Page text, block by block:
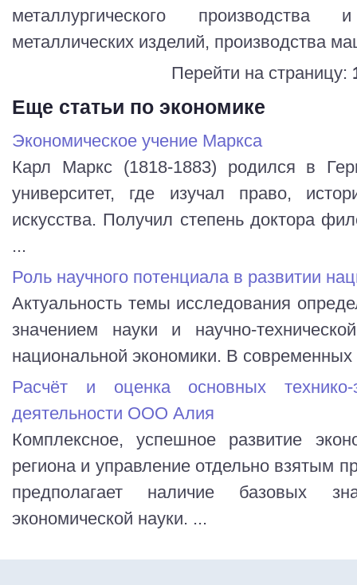
металлургического
металлических изделий, производства
Перейти на страницу:
Еще статьи по экономике
Экономическое учение Маркса
Карл Маркс (1818-1883) родился в
университет, где изучал право,
искусства. Получил степень доктора
...
Роль научного потенциала в развитии
Актуальность темы исследования
значением науки и научно-
национальной экономики. В современных
Расчёт и оценка основных технико-
деятельности ООО Алия
Комплексное, успешное развитие
региона и управление отдельно взятым
предполагает наличие базовых
экономической науки. ...